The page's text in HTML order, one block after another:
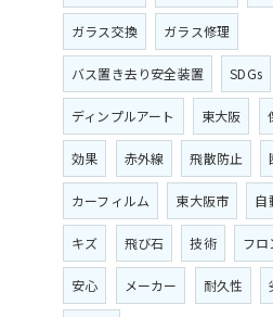
ガラス交換 ガラス修理
バス置き去り安全装置 SDGs
ディンプルアート 東大阪
効果 赤外線 飛散防止
カーフィルム 東大阪市 自
キズ 飛び石 技術 フロ
安心 メーカー 耐久性